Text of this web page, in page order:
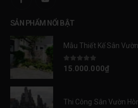
SẢN PHẨM NỔI BẬT
0 trên 5
15.000.000₫